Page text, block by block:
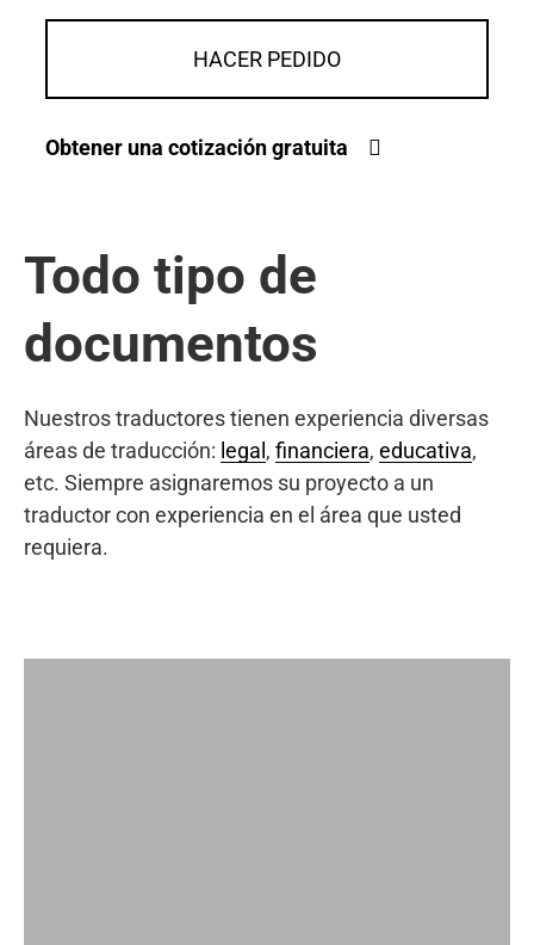
HACER PEDIDO
Obtener una cotización gratuita
Todo tipo de
documentos
Nuestros traductores tienen experiencia diversas
áreas de traducción: legal , financiera, educativa,
etc. Siempre asignaremos su proyecto a un
traductor con experiencia en el área que usted
requiera.